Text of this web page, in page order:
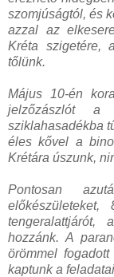
szomjúságtól, és
azzal az
Kréta szigetére,
tőlünk.
Május 10-én
jelzőzászlót a
sziklahasadékba
éles kővel a
Krétára úszunk,
Pontosan
tengeralattjárót,
hozzánk. A
örömmel
kaptunk a